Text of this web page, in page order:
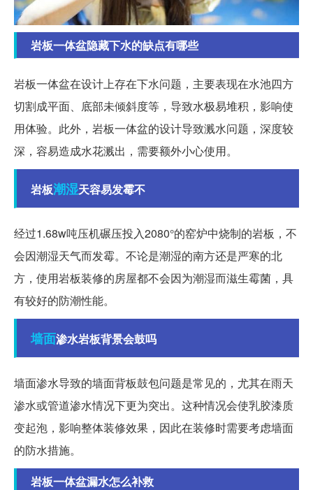
岩板一体盆隐藏下水的缺点有哪些
岩板一体盆在设计上存在下水问题，主要表现在水池四方
切割成平面、底部未倾斜度等，导致水极易堆积，影响使
用体验。此外，岩板一体盆的设计导致溅水问题，深度较
深，容易造成水花溅出，需要额外小心使用。
岩板潮湿天容易发霉不
经过1.68w吨压机碾压投入2080°的窑炉中烧制的岩板，不
会因潮湿天气而发霉。不论是潮湿的南方还是严寒的北
方，使用岩板装修的房屋都不会因为潮湿而滋生霉菌，具
有较好的防潮性能。
墙面渗水岩板背景会鼓吗
墙面渗水导致的墙面背板鼓包问题是常见的，尤其在雨天
渗水或管道渗水情况下更为突出。这种情况会使乳胶漆质
变起泡，影响整体装修效果，因此在装修时需要考虑墙面
的防水措施。
岩板一体盆漏水怎么补救